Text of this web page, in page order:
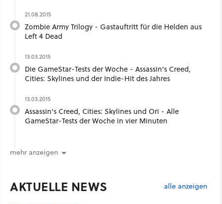
21.08.2015
Zombie Army Trilogy - Gastauftritt für die Helden aus
Left 4 Dead
13.03.2015
Die GameStar-Tests der Woche - Assassin's Creed,
Cities: Skylines und der Indie-Hit des Jahres
13.03.2015
Assassin's Creed, Cities: Skylines und Ori - Alle
GameStar-Tests der Woche in vier Minuten
mehr anzeigen
AKTUELLE NEWS alle anzeigen